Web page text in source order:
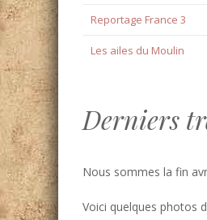
Reportage France 3
Les ailes du Moulin
Derniers
Nous sommes la fin
Voici quelques photos